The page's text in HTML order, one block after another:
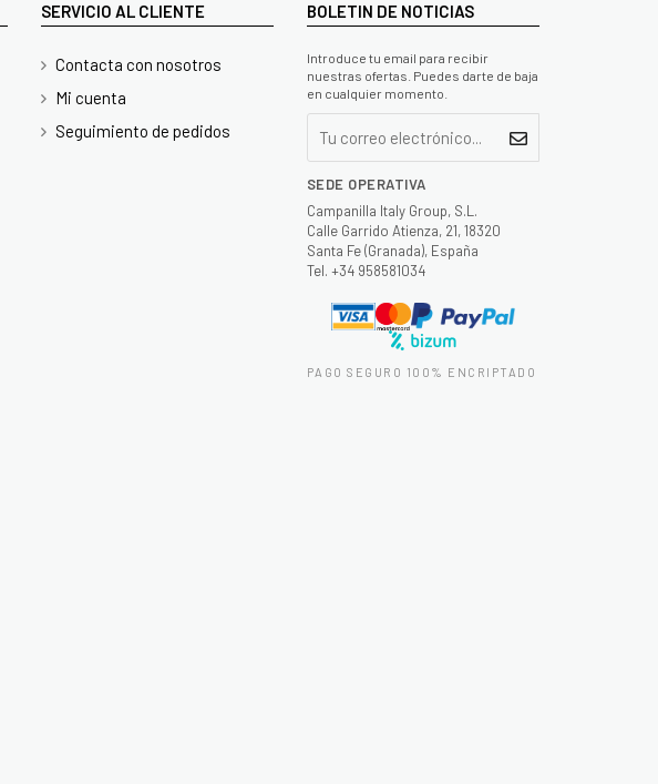
SERVICIO AL CLIENTE
Contacta con nosotros
Mi cuenta
Seguimiento de pedidos
BOLETIN DE NOTICIAS
Introduce tu email para recibir
nuestras ofertas. Puedes darte de baja
en cualquier momento.
SEDE OPERATIVA
Campanilla Italy Group, S.L.
Calle Garrido Atienza, 21, 18320
Santa Fe (Granada), España
Tel. +34 958581034
PAGO SEGURO 100% ENCRIPTADO